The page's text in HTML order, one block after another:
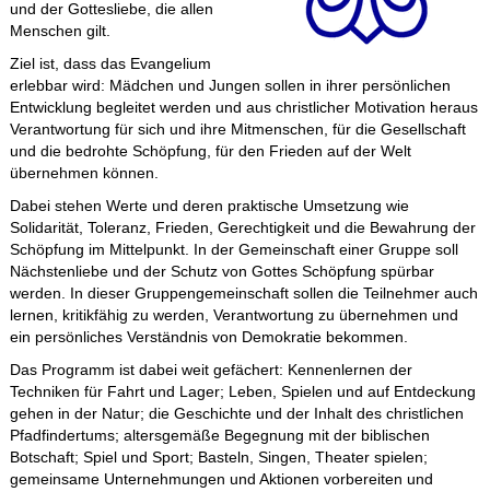
und der Gottesliebe, die allen
Menschen gilt.
Ziel ist, dass das Evangelium
erlebbar wird: Mädchen und Jungen sollen in ihrer persönlichen
Entwicklung begleitet werden und aus christlicher Motivation heraus
Verantwortung für sich und ihre Mitmenschen, für die Gesellschaft
und die bedrohte Schöpfung, für den Frieden auf der Welt
übernehmen können.
Dabei stehen Werte und deren praktische Umsetzung wie
Solidarität, Toleranz, Frieden, Gerechtigkeit und die Bewahrung der
Schöpfung im Mittelpunkt. In der Gemeinschaft einer Gruppe soll
Nächstenliebe und der Schutz von Gottes Schöpfung spürbar
werden. In dieser Gruppengemeinschaft sollen die Teilnehmer auch
lernen, kritikfähig zu werden, Verantwortung zu übernehmen und
ein persönliches Verständnis von Demokratie bekommen.
Das Programm ist dabei weit gefächert: Kennenlernen der
Techniken für Fahrt und Lager; Leben, Spielen und auf Entdeckung
gehen in der Natur; die Geschichte und der Inhalt des christlichen
Pfadfindertums; altersgemäße Begegnung mit der biblischen
Botschaft; Spiel und Sport; Basteln, Singen, Theater spielen;
gemeinsame Unternehmungen und Aktionen vorbereiten und